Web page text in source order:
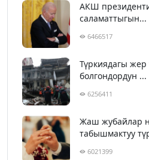
АКШ
саламаттыгын...
6466517
Түркиядагы жер
болгондордун ...
6256411
Жаш жубайлар
табышмактуу
6021399